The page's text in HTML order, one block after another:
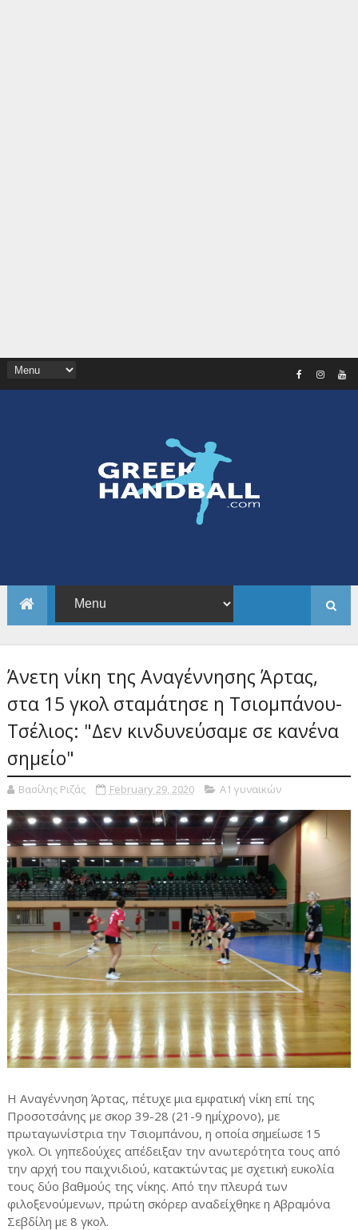
Άνετη νίκη της Αναγέννησης Άρτας,
στα 15 γκολ σταμάτησε η Τσιομπάνου-
Τσέλιος: "Δεν κινδυνεύσαμε σε κανένα
σημείο"
Βασίλης Ριζάς February 29, 2020 Α1 γυναικών
Η Αναγέννηση Άρτας, πέτυχε μια εμφατική νίκη επί της
Προσοτσάνης με σκορ 39-28 (21-9 ημίχρονο), με
πρωταγωνίστρια την Τσιομπάνου, η οποία σημείωσε 15
γκολ. Οι γηπεδούχες απέδειξαν την ανωτερότητα τους από
την αρχή του παιχνιδιού, κατακτώντας με σχετική ευκολία
τους δύο βαθμούς της νίκης. Από την πλευρά των
φιλοξενούμενων, πρώτη σκόρερ αναδείχθηκε η Αβραμόνα
Σεβδίλη με 8 γκολ.